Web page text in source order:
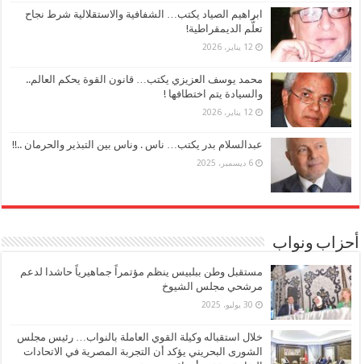
ابراهيم الصياد يكتب… الشفافية والاستقلالية شرط نجاح
تعلُّم الديمقراطية!
12 يناير، 2026
محمد يوسف العزيزي يكتب… قانون القوة يحكم العالم..
والسيادة يتم اختطافها !
12 يناير، 2026
عبدالسلام بدر يكتب… ناس . وناس بين التبذير والحرمان ..!!
6 ديسمبر، 2025
أحزاب ونواب
مستقبل وطن ببلبيس ينظم مؤتمراً جماهيرياً حاشدا لدعم
مرشحي مجلس الشيوخ
30 يوليو، 2025
خلال استقباله وكيلة القوي العاملة بالنواب… رئيس مجلس
الشورى البحريني يؤكد أن التجربة المصرية في الاتحادات